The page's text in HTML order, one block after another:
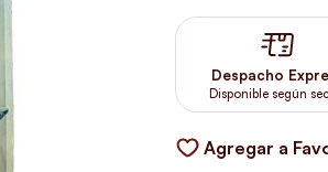
Despacho
Disponible según
Agregar a